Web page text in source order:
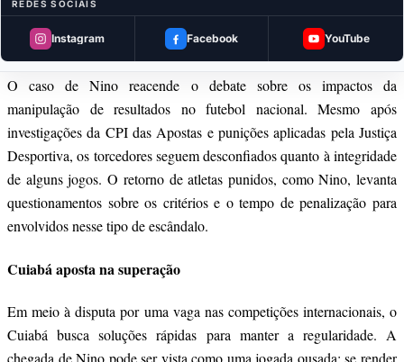
REDES SOCIAIS
Instagram Facebook YouTube
Manipulação no futebol: um problema ainda sem solução?
O caso de Nino reacende o debate sobre os impactos da
manipulação de resultados no futebol nacional. Mesmo após
investigações da CPI das Apostas e punições aplicadas pela Justiça
Desportiva, os torcedores seguem desconfiados quanto à integridade
de alguns jogos. O retorno de atletas punidos, como Nino, levanta
questionamentos sobre os critérios e o tempo de penalização para
envolvidos nesse tipo de escândalo.
Cuiabá aposta na superação
Em meio à disputa por uma vaga nas competições internacionais, o
Cuiabá busca soluções rápidas para manter a regularidade. A
chegada de Nino pode ser vista como uma jogada ousada: se render